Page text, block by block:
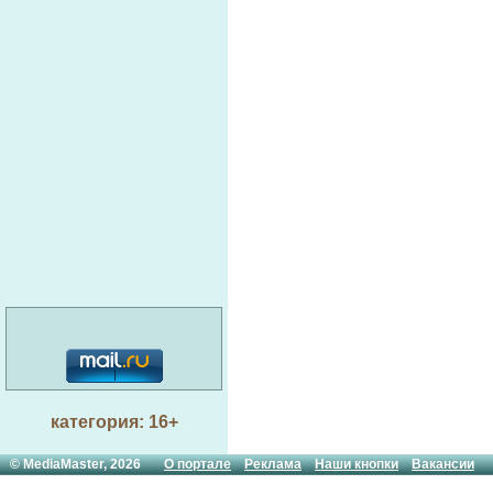
категория: 16+
© MediaMaster, 2026О портале Реклама Наши кнопки Вакансии